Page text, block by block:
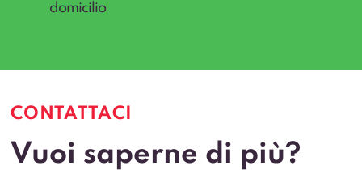
domicilio
CONTATTACI
Vuoi saperne di più?